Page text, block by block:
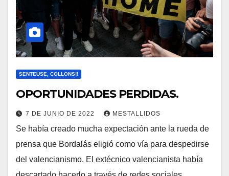
SENTEUSE, COLLONS!!
OPORTUNIDADES PERDIDAS.
7 DE JUNIO DE 2022 MESTALLIDOS
Se había creado mucha expectación ante la rueda de
prensa que Bordalás eligió como vía para despedirse
del valencianismo. El extécnico valencianista había